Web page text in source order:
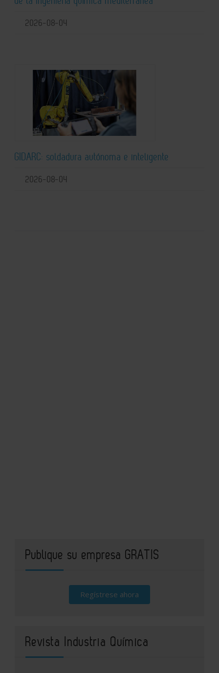
2026-08-04
GIDARC: soldadura autónoma e inteligente
2026-08-04
Publique su empresa GRATIS
Regístrese ahora
Revista Industria Química